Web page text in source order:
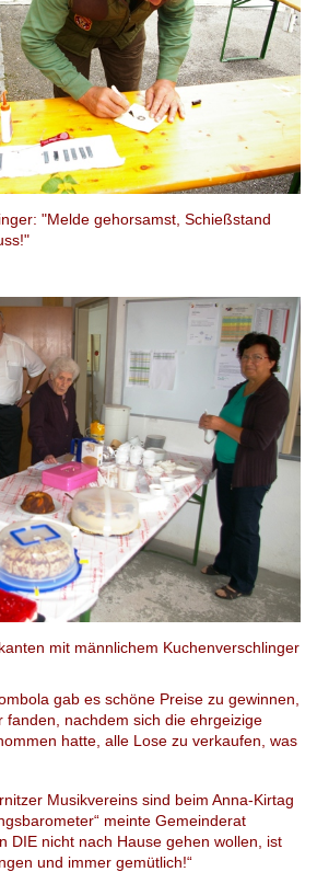
"Melde gehorsamst, Schießstand
mit männlichem Kuchenverschlinger
gab es schöne Preise zu gewinnen,
fanden, nachdem sich die ehrgeizige
hatte, alle Lose zu verkaufen, was
Musikvereins sind beim Anna-Kirtag
meinte Gemeinderat
DIE nicht nach Hause gehen wollen, ist
und immer gemütlich!“